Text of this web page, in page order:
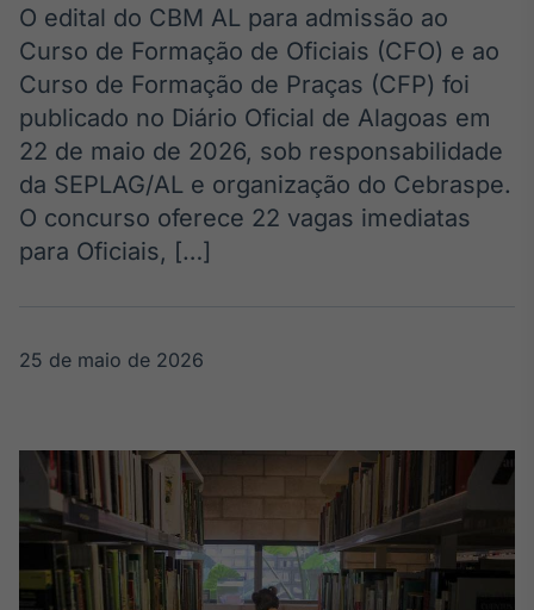
Agro
Tudo sobre o
agronegócio
Broadcast
Político
Os bastidores da
Broadcast
White Label
Plataforma para
conteúdos
O edital do CBM AL para admissão ao
Curso de Formação de Oficiais (CFO) e ao
Curso de Formação de Praças (CFP) foi
publicado no Diário Oficial de Alagoas em
22 de maio de 2026, sob responsabilidade
da SEPLAG/AL e organização do Cebraspe.
O concurso oferece 22 vagas imediatas
para Oficiais, […]
25 de maio de 2026